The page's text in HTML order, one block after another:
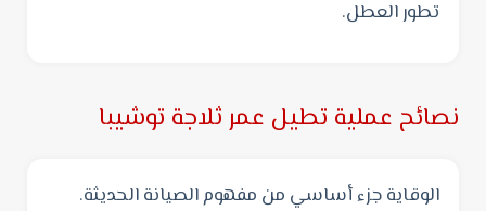
تطور العطل.
نصائح عملية تطيل عمر ثلاجة توشيبا
الوقاية جزء أساسي من مفهوم الصيانة الحديثة.